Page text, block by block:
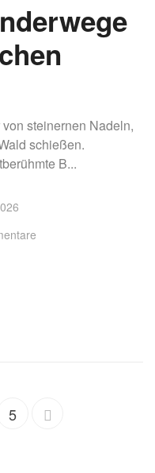
steinernen Nadeln,
schießen.
B...
5